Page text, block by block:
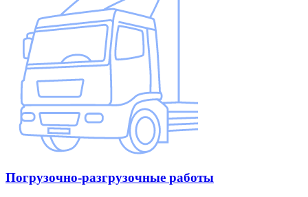
Погрузочно-разгрузочные работы